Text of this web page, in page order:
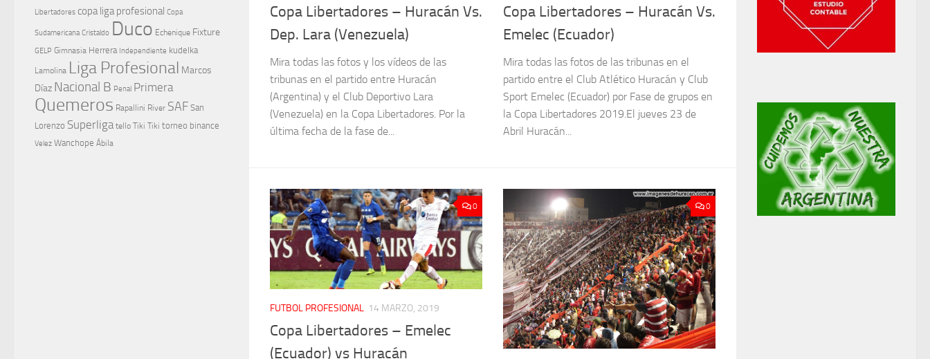
Copa Libertadores – Huracán Vs.
Dep. Lara (Venezuela)
Mira todas las fotos y los vídeos de las
tribunas en el partido entre Huracán
(Argentina) y el Club Deportivo Lara
(Venezuela) en la Copa Libertadores. Por la
última fecha de la fase de...
Copa Libertadores – Huracán Vs.
Emelec (Ecuador)
Mira todas las fotos de las tribunas en el
partido entre el Club Atlético Huracán y Club
Sport Emelec (Ecuador) por Fase de grupos en
la Copa Libertadores 2019.El jueves 23 de
Abril Huracán...
0
FUTBOL PROFESIONAL 14 MARZO, 2019
Copa Libertadores – Emelec
(Ecuador) vs Huracán
0
Libertadores copa liga profesional Copa
Sudamericana Cristaldo Duco Echenique Fixture
GELP Gimnasia Herrera Independiente kudelka
Lamolina Liga Profesional Marcos
Díaz Nacional B Penal Primera
Quemeros Rapallini River SAF San
Lorenzo Superliga tello Tiki Tiki torneo binance
Velez Wanchope Ábila